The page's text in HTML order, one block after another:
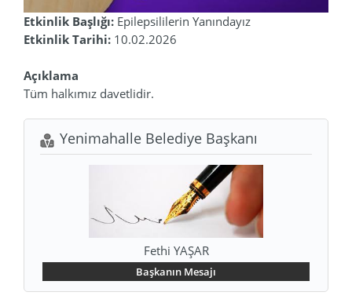
Etkinlik Başlığı: Epilepsililerin Yanındayız
Etkinlik Tarihi: 10.02.2026
Açıklama
Tüm halkımız davetlidir.
Yenimahalle Belediye Başkanı
Fethi YAŞAR
Başkanın Mesajı